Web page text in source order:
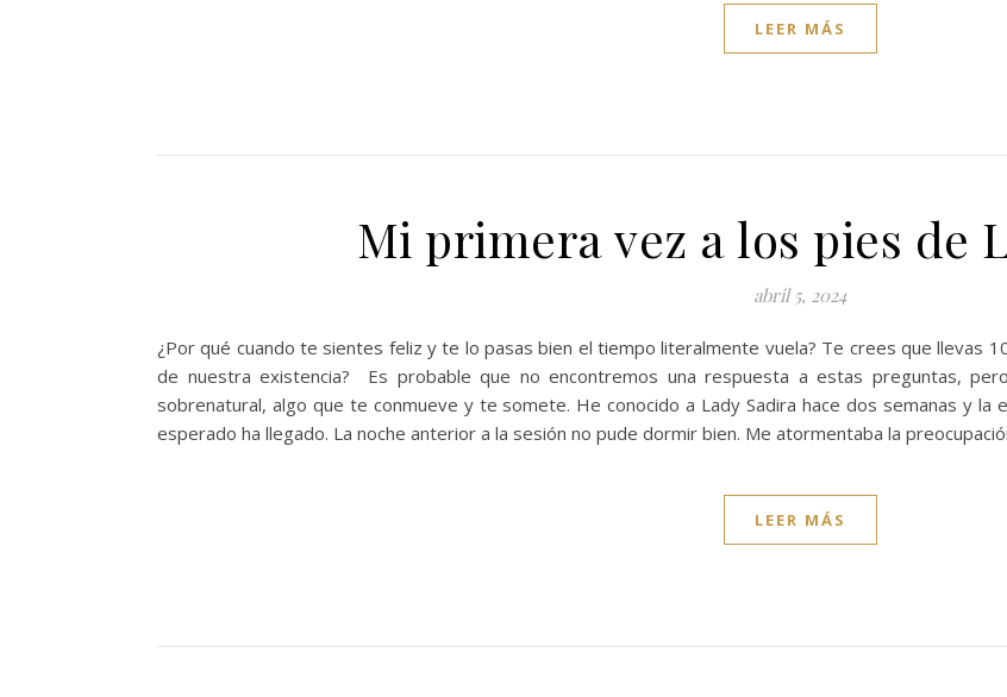
LEER MÁS
Mi primera vez a los pies de
abril 5, 2024
¿Por qué cuando te sientes feliz y te lo pasas bien el tiempo literalmente vuela? Te crees que llevas
de nuestra existencia? Es probable que no encontremos una respuesta a estas preguntas,
sobrenatural, algo que te conmueve y te somete. He conocido a Lady Sadira hace dos semanas y
esperado ha llegado. La noche anterior a la sesión no pude dormir bien. Me atormentaba la
LEER MÁS